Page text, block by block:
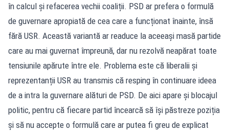
în calcul și refacerea vechii coaliții. PSD ar prefera o formulă
de guvernare apropiată de cea care a funcționat înainte, însă
fără USR. Această variantă ar readuce la aceeași masă partide
care au mai guvernat împreună, dar nu rezolvă neapărat toate
tensiunile apărute între ele. Problema este că liberalii și
reprezentanții USR au transmis că resping în continuare ideea
de a intra la guvernare alături de PSD. De aici apare și blocajul
politic, pentru că fiecare partid încearcă să își păstreze poziția
și să nu accepte o formulă care ar putea fi greu de explicat